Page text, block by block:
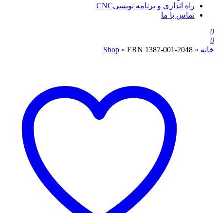
راه اندازی و برنامه نویسیCNC
تماس با ما
0
0
خانه »
Shop » ERN 1387-001-2048